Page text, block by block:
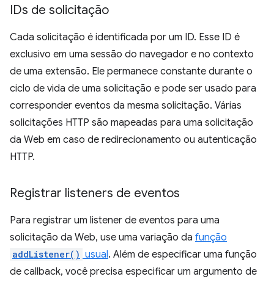
IDs de solicitação
Cada solicitação é identificada por um ID. Esse ID é
exclusivo em uma sessão do navegador e no contexto
de uma extensão. Ele permanece constante durante o
ciclo de vida de uma solicitação e pode ser usado para
corresponder eventos da mesma solicitação. Várias
solicitações HTTP são mapeadas para uma solicitação
da Web em caso de redirecionamento ou autenticação
HTTP.
Registrar listeners de eventos
Para registrar um listener de eventos para uma
solicitação da Web, use uma variação da função
addListener() usual. Além de especificar uma função
de callback, você precisa especificar um argumento de